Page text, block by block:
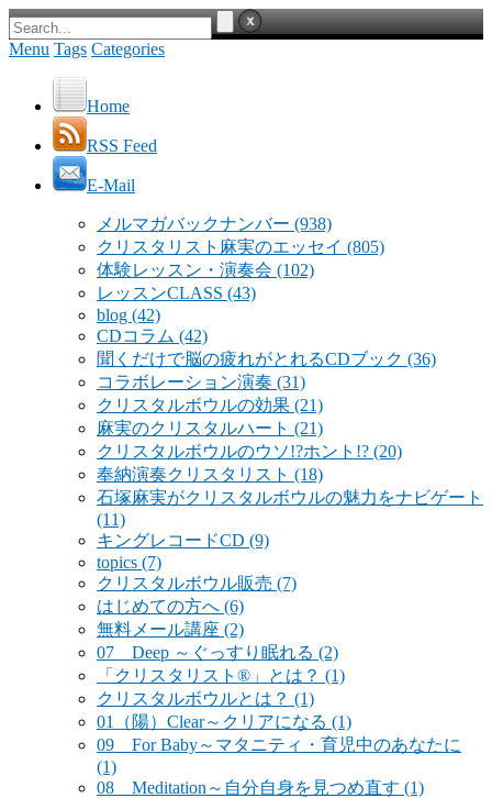
Menu Tags Categories
Home
RSS Feed
E-Mail
メルマガバックナンバー (938)
クリスタリスト麻実のエッセイ (805)
体験レッスン・演奏会 (102)
レッスンCLASS (43)
blog (42)
CDコラム (42)
聞くだけで脳の疲れがとれるCDブック (36)
コラボレーション演奏 (31)
クリスタルボウルの効果 (21)
麻実のクリスタルハート (21)
クリスタルボウルのウソ!?ホント!? (20)
奉納演奏クリスタリスト (18)
石塚麻実がクリスタルボウルの魅力をナビゲート
(11)
キングレコードCD (9)
topics (7)
クリスタルボウル販売 (7)
はじめての方へ (6)
無料メール講座 (2)
07 Deep ～ぐっすり眠れる (2)
「クリスタリスト®」とは？ (1)
クリスタルボウルとは？ (1)
01（陽）Clear～クリアになる (1)
09 For Baby～マタニティ・育児中のあなたに
(1)
08 Meditation～自分自身を見つめ直す (1)